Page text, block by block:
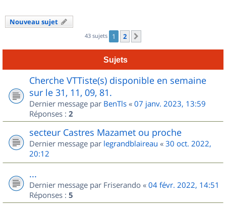
Nouveau sujet
43 sujets 1 2
Sujets
Cherche VTTiste(s) disponible en semaine
sur le 31, 11, 09, 81.
Dernier message par BenTls « 07 janv. 2023, 13:59
Réponses : 2
secteur Castres Mazamet ou proche
Dernier message par legrandblaireau « 30 oct. 2022,
20:12
...
Dernier message par Friserando « 04 févr. 2022, 14:51
Réponses : 5